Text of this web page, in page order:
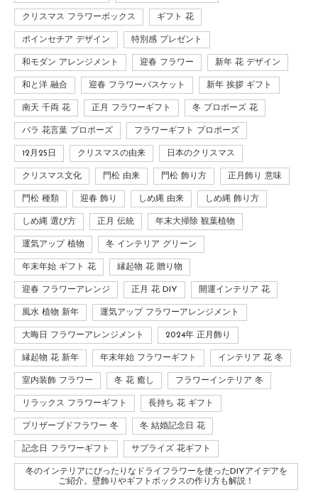
クリスマス フラワーボックス ギフト 花
ポインセチア デザイン 特別感 プレゼント
和モダン アレンジメント 迎春 フラワー 新年 花 デザイン
和と洋 融合 迎春 フラワーバスケット 新年 挨拶 ギフト
南天 千両 花 正月 フラワーギフト 冬 プロポーズ 花
バラ 花言葉 プロポーズ フラワーギフト プロポーズ
12月25日 クリスマスの由来 日本のクリスマス
クリスマス文化 門松 由来 門松 飾り方 正月飾り 意味
門松 種類 迎春 飾り しめ縄 由来 しめ縄 飾り方
しめ縄 選び方 正月 伝統 年末大掃除 観葉植物
運気アップ 植物 冬 インテリア グリーン
年末年始 ギフト 花 縁起物 花 贈り物
迎春 フラワーアレンジ 正月 花 DIY 開運インテリア 花
風水 植物 新年 運気アップ フラワーアレンジメント
大晦日 フラワーアレンジメント 2024年 正月飾り
縁起物 花 新年 年末年始 フラワーギフト インテリア 花 冬
室内装飾 フラワー 冬 花 癒し フラワーインテリア 冬
リラックス フラワーギフト 長持ち 花 ギフト
プリザーブドフラワー 冬 冬 結婚記念日 花
記念日 フラワーギフト サプライズ 花ギフト
冬のインテリアにぴったりなドライフラワーを使ったDIYアイデアを
ご紹介。壁飾りやギフトボックスの作り方も解説！